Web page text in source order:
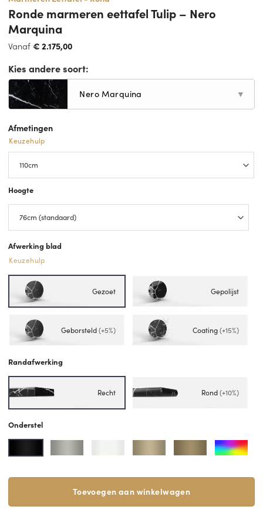
Ronde marmeren eettafel Tulip – Nero
Marquina
Vanaf€ 2.175,00
Kies andere soort:
Nero Marquina ▼
Afmetingen
Keuzehulp
Hoogte
Afwerking blad
Keuzehulp
Gezoet Gepolijst
Geborsteld(+5%) Coating(+15%)
Randafwerking
Recht Rond(+10%)
Onderstel
Toevoegen aan winkelwagen